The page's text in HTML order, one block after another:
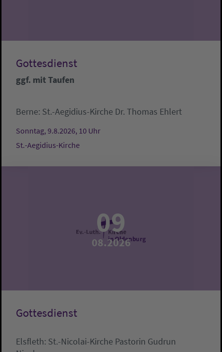
Gottesdienst
ggf. mit Taufen
Berne: St.-Aegidius-Kirche Dr. Thomas Ehlert
Sonntag, 9.8.2026, 10 Uhr
St.-Aegidius-Kirche
09
08.2026
Gottesdienst
Elsfleth: St.-Nicolai-Kirche Pastorin Gudrun